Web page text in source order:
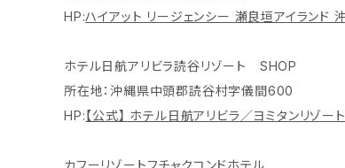
HP:ハイアット リージェンシー 瀬良垣アイラン
ホテル日航アリビラ読谷リゾート SHOP
所在地：沖縄県中頭郡読谷村字儀間600
HP: 【公式】 ホテル日航アリビラ／ヨミタンリゾ
カフーリゾートフチャクコンドホテル